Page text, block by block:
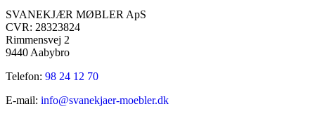
SVANEKJÆR MØBLER ApS
CVR: 28323824
Rimmensvej 2
9440 Aabybro
Telefon: 98 24 12 70
E-mail: info@svanekjaer-moebler.dk